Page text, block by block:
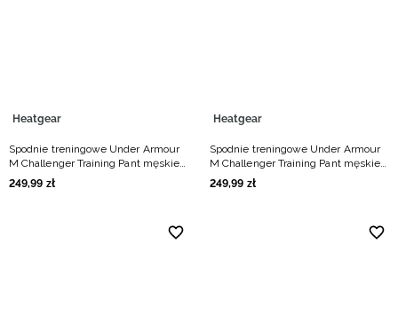
Heatgear
Spodnie treningowe Under Armour
M Challenger Training Pant męskie -
khaki
249,99 zł
Heatgear
Spodnie treningowe Under Armour
M Challenger Training Pant męskie -
granatowe
249,99 zł